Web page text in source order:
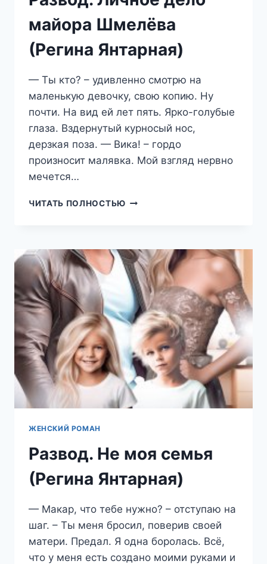
майора Шмелёва
(Регина Янтарная)
— Ты кто? – удивленно смотрю на
маленькую девочку, свою копию. Ну
почти. На вид ей лет пять. Ярко-голубые
глаза. Вздернутый курносый нос,
дерзкая поза. — Вика! – гордо
произносит малявка. Мой взгляд нервно
мечется…
ЧИТАТЬ ПОЛНОСТЬЮ РАЗВОД.
ШМЕЛЁВА
(РЕГИНА
ЯНТАРНАЯ)
ЖЕНСКИЙ РОМАН
Развод. Не моя семья
(Регина Янтарная)
— Макар, что тебе нужно? – отступаю на
шаг. – Ты меня бросил, поверив своей
матери. Предал. Я одна боролась. Всё,
что у меня есть создано моими руками и